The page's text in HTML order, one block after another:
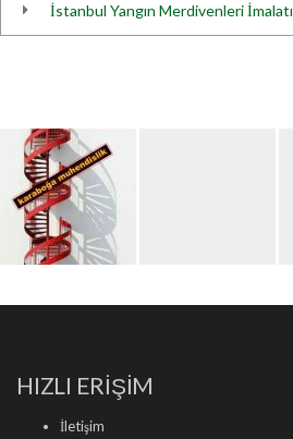
İstanbul Yangın Merdivenleri İmalatı
HIZLI ERİŞİM
İletişim